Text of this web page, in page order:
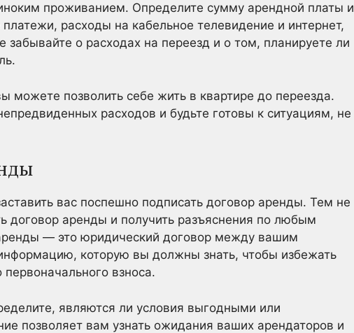
проживанием. Определите сумму арендной платы и
расходы на кабельное телевидение и интернет,
о расходах на переезд и о том, планируете ли
можете позволить себе жить в квартире до переезда.
расходов и будьте готовы к ситуациям, не
вас поспешно подписать договор аренды. Тем не
договор аренды и получить разъяснения по любым
— это юридический договор между вашим
которую вы должны знать, чтобы избежать
взноса.
являются ли условия выгодными или
позволяет вам узнать ожидания ваших арендаторов и